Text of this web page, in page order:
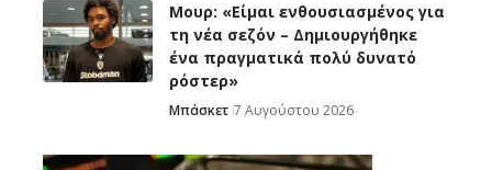
Μουρ: «Είμαι ενθουσιασμένος για
τη νέα σεζόν – Δημιουργήθηκε
ένα πραγματικά πολύ δυνατό
ρόστερ»
Μπάσκετ 7 Αυγούστου 2026